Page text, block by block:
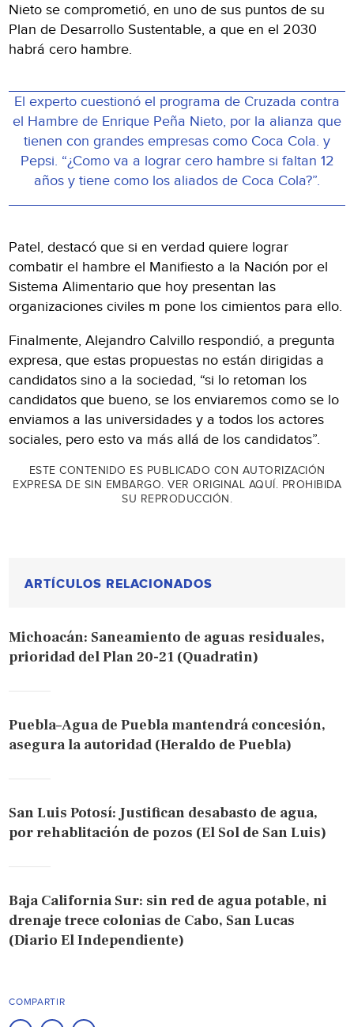
Nieto se comprometió, en uno de sus puntos de su
Plan de Desarrollo Sustentable, a que en el 2030
habrá cero hambre.
El experto cuestionó el programa de Cruzada contra
el Hambre de Enrique Peña Nieto, por la alianza que
tienen con grandes empresas como Coca Cola. y
Pepsi. “¿Como va a lograr cero hambre si faltan 12
años y tiene como los aliados de Coca Cola?”.
Patel, destacó que si en verdad quiere lograr
combatir el hambre el Manifiesto a la Nación por el
Sistema Alimentario que hoy presentan las
organizaciones civiles m pone los cimientos para ello.
Finalmente, Alejandro Calvillo respondió, a pregunta
expresa, que estas propuestas no están dirigidas a
candidatos sino a la sociedad, “si lo retoman los
candidatos que bueno, se los enviaremos como se lo
enviamos a las universidades y a todos los actores
sociales, pero esto va más allá de los candidatos”.
ESTE CONTENIDO ES PUBLICADO CON AUTORIZACIÓN
EXPRESA DE SIN EMBARGO. VER ORIGINAL AQUÍ. PROHIBIDA
SU REPRODUCCIÓN.
ARTÍCULOS RELACIONADOS
Michoacán: Saneamiento de aguas residuales,
prioridad del Plan 20-21 (Quadratin)
Puebla–Agua de Puebla mantendrá concesión,
asegura la autoridad (Heraldo de Puebla)
San Luis Potosí: Justifican desabasto de agua,
por rehablitación de pozos (El Sol de San Luis)
Baja California Sur: sin red de agua potable, ni
drenaje trece colonias de Cabo, San Lucas
(Diario El Independiente)
COMPARTIR